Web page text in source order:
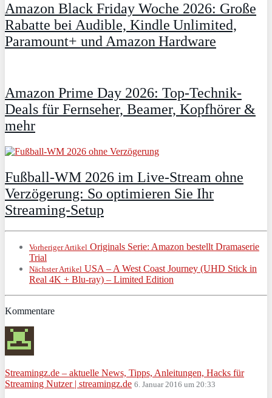
Amazon Black Friday Woche 2026: Große
Rabatte bei Audible, Kindle Unlimited,
Paramount+ und Amazon Hardware
Amazon Prime Day 2026: Top-Technik-
Deals für Fernseher, Beamer, Kopfhörer &
mehr
Fußball-WM 2026 im Live-Stream ohne
Verzögerung: So optimieren Sie Ihr
Streaming-Setup
Vorheriger Artikel Originals Serie: Amazon bestellt Dramaserie
Trial
Nächster Artikel USA – A West Coast Journey (UHD Stick in
Real 4K + Blu-ray) – Limited Edition
Kommentare
Streamingz.de – aktuelle News, Tipps, Anleitungen, Hacks für
Streaming Nutzer | streamingz.de 6. Januar 2016 um 20:33